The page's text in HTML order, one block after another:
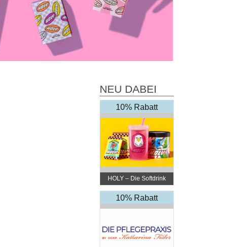
NEU DABEI
10% Rabatt
HOLY – Die Softdrink
Revolution
10% Rabatt